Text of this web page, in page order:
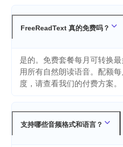
FreeReadText 真的免费吗？
是的。免费套餐每月可转换
用所有自然朗读语音。配额
度，请查看我们的付费方案。
支持哪些音频格式和语言？